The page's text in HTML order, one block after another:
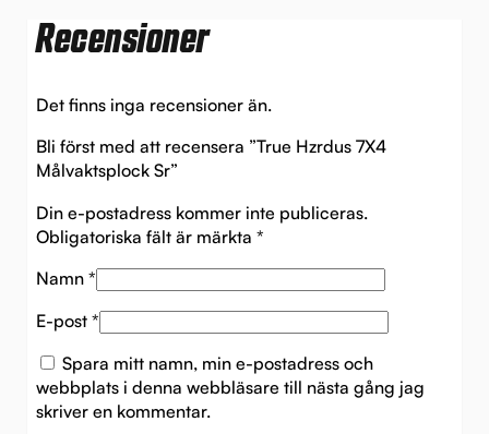
Recensioner
Det finns inga recensioner än.
Bli först med att recensera ”True Hzrdus 7X4
Målvaktsplock Sr”
Din e-postadress kommer inte publiceras.
Obligatoriska fält är märkta *
Namn *
E-post *
Spara mitt namn, min e-postadress och
webbplats i denna webbläsare till nästa gång jag
skriver en kommentar.